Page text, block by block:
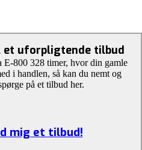
et uforpligtende tilbud
800 328 timer, hvor din gamle
i handlen, så kan du nemt og
på et tilbud her.
mig et tilbud!